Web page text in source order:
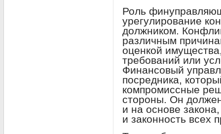
Роль
урегулирование
должником.
различным
оценкой
требований или
Финансовый
посредника,
компромиссные
стороны. Он
и на основе
и законность